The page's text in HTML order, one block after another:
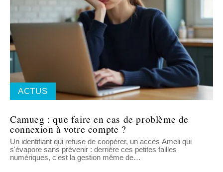
ACTUS
Camueg : que faire en cas de problème de
connexion à votre compte ?
Un identifiant qui refuse de coopérer, un accès Ameli qui
s'évapore sans prévenir : derrière ces petites failles
numériques, c'est la gestion même de…